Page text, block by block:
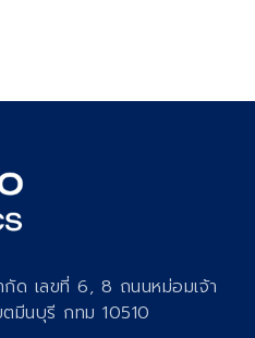
ด เลขที่ 6, 8 ถนนหม่อมเจ้า
มีนบุรี กทม 10510